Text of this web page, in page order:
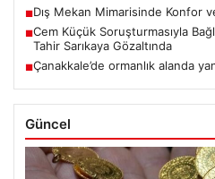
■Dış Mekan Mimarisinde Konfor
■Cem Küçük Soruşturmasıyla
Tahir Sarıkaya Gözaltında
■Çanakkale’de ormanlık alanda
Güncel